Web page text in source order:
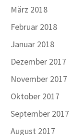
März 2018
Februar 2018
Januar 2018
Dezember 2017
November 2017
Oktober 2017
September 2017
August 2017